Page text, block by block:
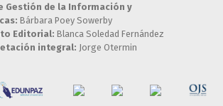
Gestión de la Información y
Bárbara Poey Sowerby
Editorial: Blanca Soledad Fernández
integral: Jorge Otermin